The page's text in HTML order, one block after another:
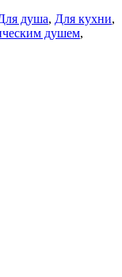
душа, Для кухни,
душем,